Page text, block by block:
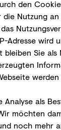
den
Nutzung
Adresse wird
Sie als
Analyse als
möchten
noch mehr